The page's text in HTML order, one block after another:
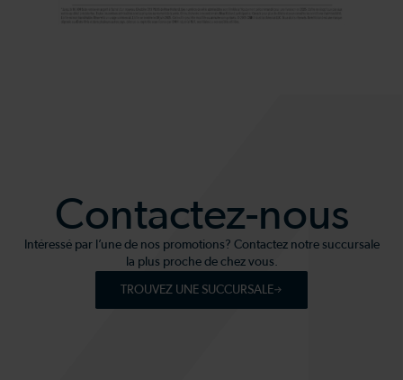
Contactez-nous
Intéressé par l’une de nos promotions? Contactez notre succursale
la plus proche de chez vous.
TROUVEZ UNE SUCCURSALE